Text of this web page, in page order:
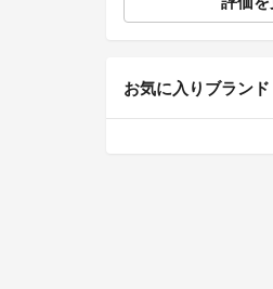
お気に入りブランド